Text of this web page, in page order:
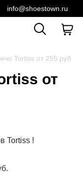
info@shoestown.ru
Tortiss от 255 руб
от
Tortiss !